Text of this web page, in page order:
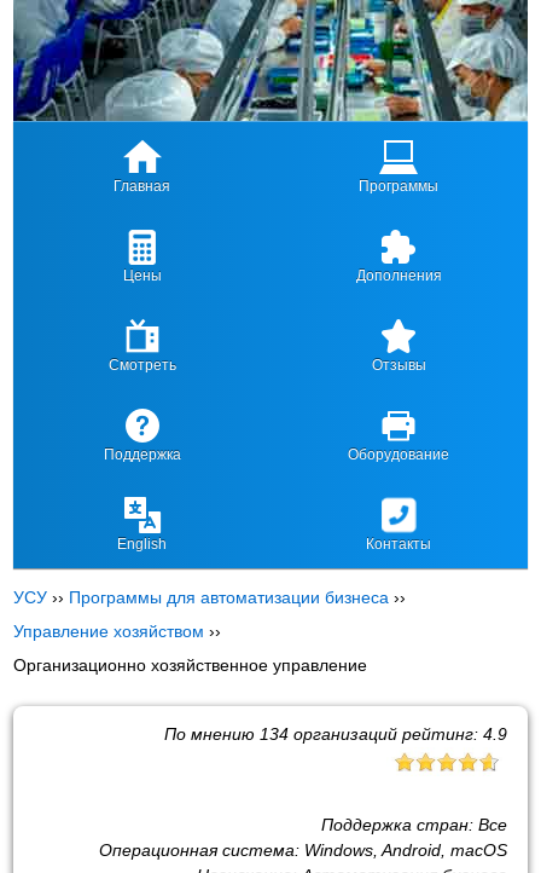
Главная Программы
Цены Дополнения
Смотреть Отзывы
Поддержка Оборудование
English Контакты
УСУ ›› Программы для автоматизации бизнеса ››
Управление хозяйством ››
Организационно хозяйственное управление
По мнению 134организаций рейтинг: 4.9
Поддержка стран: Все
Операционная система: Windows, Android, macOS